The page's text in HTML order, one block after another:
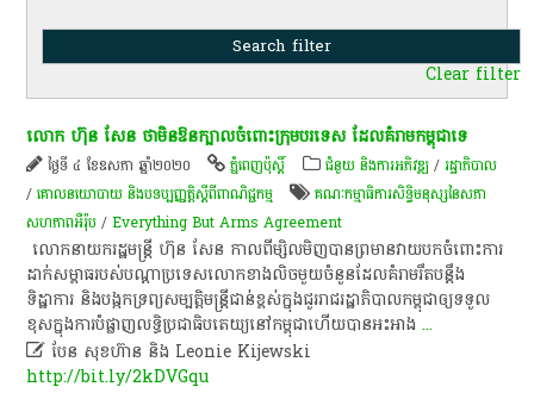
Clear filter
លោក​ ហ៊ុន សែន ​ថា​មិន​ឱន​ក្បាល​ចំពោះ​ក្រុម​បរទេស ​​ដែល​គំរាម​កម្ពុជា​ទេ
ថ្ងៃទី ៤ ខែឧសភា ឆ្នាំ២០២០ ភ្នំពេញប៉ុស្តិ៍ ជំនួយ និងការអភិវឌ្ឍ /រដ្ឋាភិបាល
/គោលនយោបាយ និងបទប្បញ្ញត្តិស្តីពីពាណិជ្ជកម្ម
គណៈកម្មាធិការ​សិទ្ធិ​មនុស្ស​នៃ​សភា​
សហភាព​អឺរ៉ុប​ /Everything But Arms Agreement
លោក​នាយក​រដ្ឋមន្ត្រី​ ហ៊ុន សែន កាលពី​ម្សិលមិញ​បាន​ព្រមាន​វាយបក​ចំពោះ​ការ​
ដាក់​សម្ពាធ​របស់​បណ្ដា​ប្រទេស​លោក​ខាង​លិច​មួយ​ចំនួន​ដែល​គំរាម​រឹតបន្តឹង​
ទិដ្ឋាការ និង​បង្កក​ទ្រព្យសម្បត្តិ​មន្ត្រី​ជាន់​ខ្ពស់​ក្នុង​ជួរ​រាជរដ្ឋាភិបាល​កម្ពុជា​ឲ្យ​ទទួល​
ខុស​ក្នុង​ការ​បំផ្លាញ​លទ្ធិប្រជាធិបតេយ្យ​នៅ​កម្ពុជា​ហើយ​បាន​អះអាង...
 បែន សុខហ៊ាន និង Leonie Kijewski
http://bit.ly/2kDVGqu